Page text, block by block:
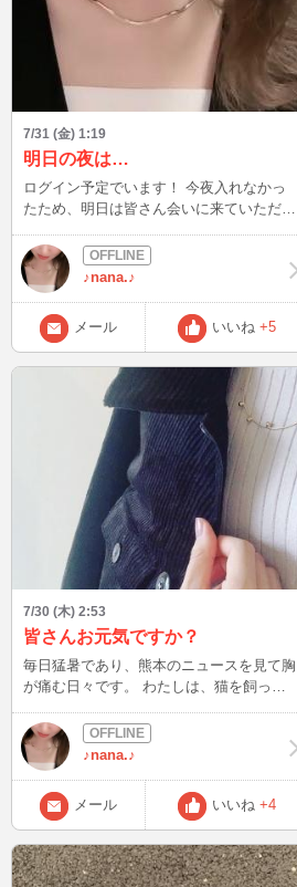
7/31 (金) 1:19
明日の夜は…
ログイン予定でいます！ 今夜入れなかっ
たため、明日は皆さん会いに来ていただけ
方から明日はまたバタバタするため、INが
遅くなったらすみません（涙） お待ちし
ています(*´∀｀*) 週末ですし色々話しまし
ょう♪
♪nana.♪
メール いいね +5
7/30 (木) 2:53
皆さんお元気ですか？
毎日猛暑であり、熊本のニュースを見て胸
が痛む日々です。 わたしは、猫を飼って
ます＾＾ 明日は、ログインできるかまだ
分かりませんが、来られる場合には24時過
ぎにINするかもです♪ ちなみに金曜日の夜
はおりますので、今月ラストの金曜日、是
非遊びに来てください(*´∇｀ 被災された
方々に、一日も早く平和な日常が訪れます
ように。 nana *)
♪nana.♪
メール いいね +4